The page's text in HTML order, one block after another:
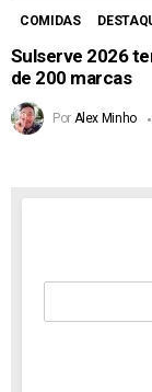
COMIDAS
Sulserve 2026
de 200 marcas
Por Alex Minho